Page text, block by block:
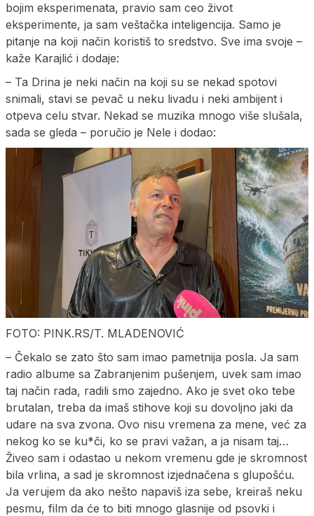
bojim eksperimenata, pravio sam ceo život
eksperimente, ja sam veštačka inteligencija. Samo je
pitanje na koji način koristiš to sredstvo. Sve ima svoje –
kaže Karajlić i dodaje:
– Ta Drina je neki način na koji su se nekad spotovi
snimali, stavi se pevač u neku livadu i neki ambijent i
otpeva celu stvar. Nekad se muzika mnogo više slušala,
sada se gleda – poručio je Nele i dodao:
FOTO: PINK.RS/T. MLADENOVIĆ
– Čekalo se zato što sam imao pametnija posla. Ja sam
radio albume sa Zabranjenim pušenjem, uvek sam imao
taj način rada, radili smo zajedno. Ako je svet oko tebe
brutalan, treba da imaš stihove koji su dovoljno jaki da
udare na sva zvona. Ovo nisu vremena za mene, već za
nekog ko se ku*či, ko se pravi važan, a ja nisam taj…
Živeo sam i odastao u nekom vremenu gde je skromnost
bila vrlina, a sad je skromnost izjednačena s glupošću.
Ja verujem da ako nešto napaviš iza sebe, kreiraš neku
pesmu, film da će to biti mnogo glasnije od psovki i